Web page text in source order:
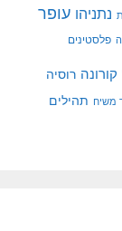
נתניהו עופר
פלסטינים
קורונה רוסיה
משיח תהילים